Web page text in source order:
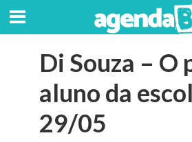
Di Souza – O
aluno da
29/05